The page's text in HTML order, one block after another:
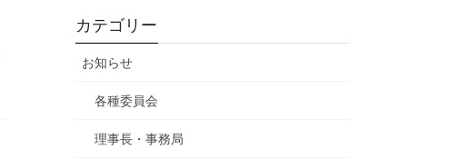
カテゴリー
お知らせ
各種委員会
理事長・事務局